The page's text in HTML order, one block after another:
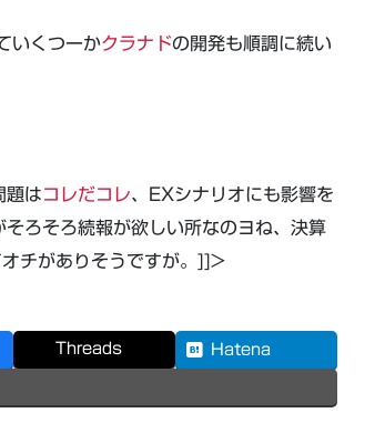
いくつーかクラナドの開発も順調に続い
題はコレだコレ、EXシナリオにも影響を
ろそろ続報が欲しい所なのヨね、決算
チがありそうですが。]]>
Threads Hatena